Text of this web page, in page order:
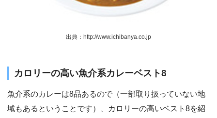
出典：http://www.ichibanya.co.jp
カロリーの高い魚介系カレーベスト8
魚介系のカレーは8品あるので（一部取り扱っていない地
域もあるということです）、カロリーの高いベスト8を紹